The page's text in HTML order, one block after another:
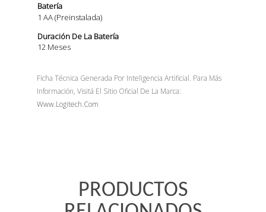
Batería
1 AA (preinstalada)
Duración De La Batería
12 Meses
Ficha Técnica Generada Por Inteligencia Artificial. Para Más
Información, Visitá El Sitio Oficial De La Marca:
Www.logitech.com
PRODUCTOS